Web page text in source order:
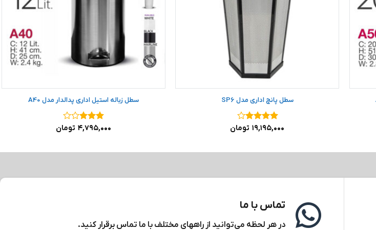
سطل پانچ اداری مدل SP6
نمره۴
۱۹,۱۹۵,۰۰۰ تومان
سطل زباله استیل اداری پدالدار مدل A40
نمره۳
۴,۷۹۵,۰۰۰ تومان
تماس با ما
در هر لحظه می‌توانید از راههای مختلف با ما تماس برقرار کنید.